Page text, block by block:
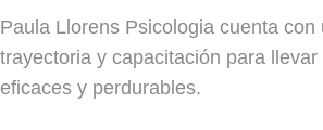
Paula Llorens Psicologia cuenta con
trayectoria y capacitación para
eficaces y perdurables.